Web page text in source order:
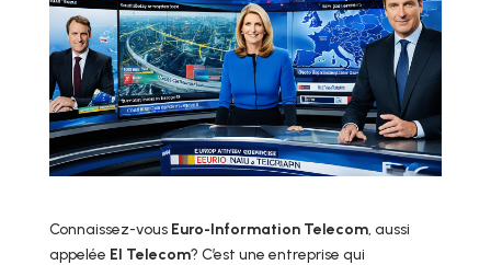
Connaissez-vous Euro-Information Telecom, aussi
appelée EI Telecom? C’est une entreprise qui